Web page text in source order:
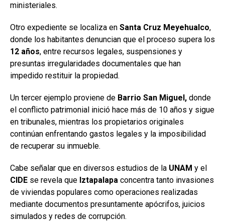
ministeriales.
Otro expediente se localiza en Santa Cruz Meyehualco,
donde los habitantes denuncian que el proceso supera los
12 años, entre recursos legales, suspensiones y
presuntas irregularidades documentales que han
impedido restituir la propiedad.
Un tercer ejemplo proviene de Barrio San Miguel, donde
el conflicto patrimonial inició hace más de 10 años y sigue
en tribunales, mientras los propietarios originales
continúan enfrentando gastos legales y la imposibilidad
de recuperar su inmueble.
Cabe señalar que en diversos estudios de la UNAM y el
CIDE se revela que Iztapalapa concentra tanto invasiones
de viviendas populares como operaciones realizadas
mediante documentos presuntamente apócrifos, juicios
simulados y redes de corrupción.